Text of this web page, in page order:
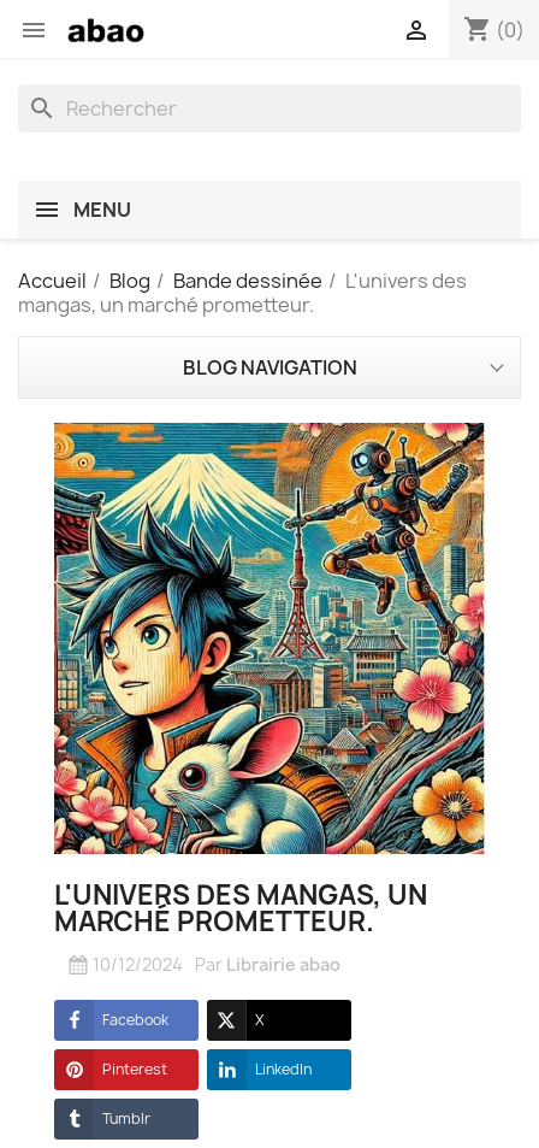
 shopping_cart (0)

search
MENU
Accueil Blog Bande dessinée
L'univers des
mangas, un marché prometteur.
BLOG NAVIGATION
L'UNIVERS DES MANGAS, UN
MARCHÉ PROMETTEUR.
10/12/2024 Par Librairie abao
Facebook X
Pinterest LinkedIn
Tumblr